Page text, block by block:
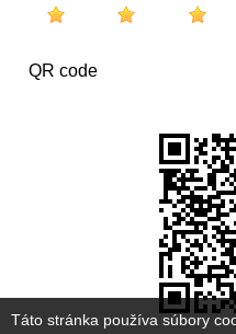
QR code
Táto stránka používa súbory